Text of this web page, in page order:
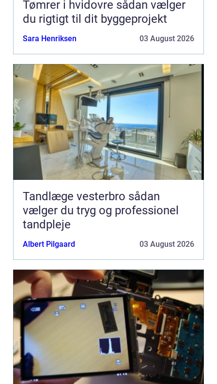
Tømrer i hvidovre sådan vælger
du rigtigt til dit byggeprojekt
Sara Henriksen 03 August 2026
Tandlæge vesterbro sådan
vælger du tryg og professionel
tandpleje
Albert Pilgaard 03 August 2026